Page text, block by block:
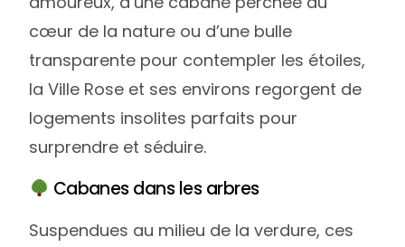
cœur de la nature ou d’une bulle
transparente pour contempler les étoiles,
la Ville Rose et ses environs regorgent de
logements insolites parfaits pour
surprendre et séduire.
Cabanes dans les arbres
Suspendues au milieu de la verdure, ces